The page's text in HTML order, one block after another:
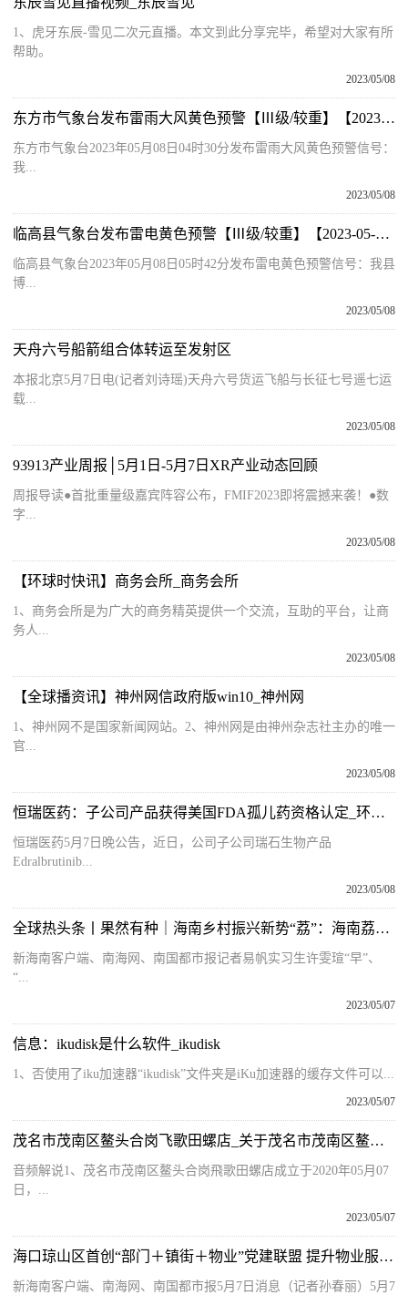
1、虎牙东辰-雪见二次元直播。本文到此分享完毕，希望对大家有所
帮助。
2023/05/08
东方市气象台发布雷雨大风黄色预警【Ⅲ级/较重】【2023-05-08】|世界观焦点
东方市气象台2023年05月08日04时30分发布雷雨大风黄色预警信号：
我...
2023/05/08
临高县气象台发布雷电黄色预警【Ⅲ级/较重】【2023-05-08】
临高县气象台2023年05月08日05时42分发布雷电黄色预警信号：我县
博...
2023/05/08
天舟六号船箭组合体转运至发射区
本报北京5月7日电(记者刘诗瑶)天舟六号货运飞船与长征七号遥七运
载...
2023/05/08
93913产业周报│5月1日-5月7日XR产业动态回顾
周报导读●首批重量级嘉宾阵容公布，FMIF2023即将震撼来袭！●数
字...
2023/05/08
【环球时快讯】商务会所_商务会所
1、商务会所是为广大的商务精英提供一个交流，互助的平台，让商
务人...
2023/05/08
【全球播资讯】神州网信政府版win10_神州网
1、神州网不是国家新闻网站。2、神州网是由神州杂志社主办的唯一
官...
2023/05/08
恒瑞医药：子公司产品获得美国FDA孤儿药资格认定_环球观天下
恒瑞医药5月7日晚公告，近日，公司子公司瑞石生物产品
Edralbrutinib...
2023/05/08
全球热头条丨果然有种｜海南乡村振兴新势“荔”：海南荔枝推新打“早”字招牌
新海南客户端、南海网、南国都市报记者易帆实习生许雯瑄“早”、
“...
2023/05/07
信息：ikudisk是什么软件_ikudisk
1、否使用了iku加速器“ikudisk”文件夹是iKu加速器的缓存文件可以...
2023/05/07
茂名市茂南区鳌头合岗飞歌田螺店_关于茂名市茂南区鳌头合岗飞歌田螺店的简介
音频解说1、茂名市茂南区鳌头合岗飛歌田螺店成立于2020年05月07
日，...
2023/05/07
海口琼山区首创“部门＋镇街＋物业”党建联盟 提升物业服务质量 焦点报道
新海南客户端、南海网、南国都市报5月7日消息（记者孙春丽）5月7